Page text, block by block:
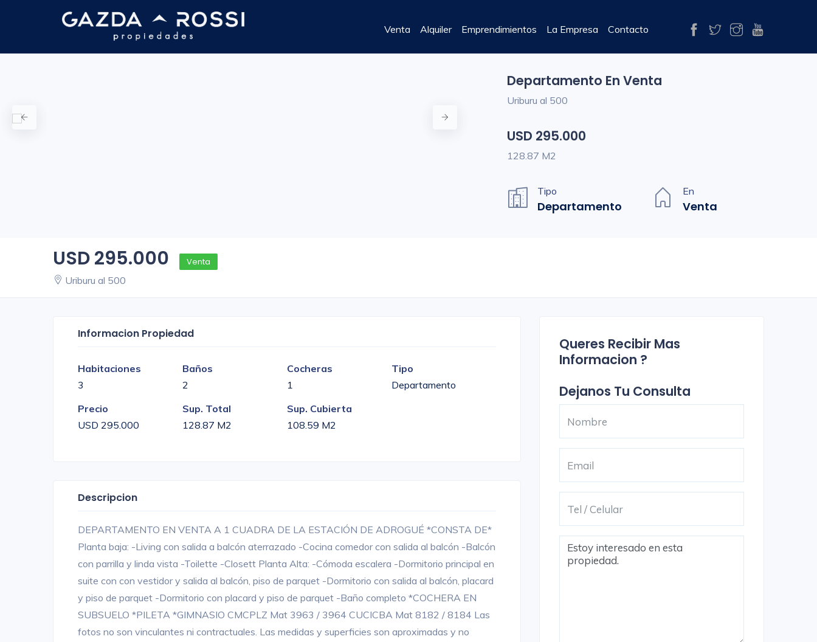
Venta Alquiler Emprendimientos La Empresa Contacto
Departamento En Venta
Uriburu al 500
USD 295.000
128.87 M2
Tipo
Departamento
En
Venta
USD 295.000 Venta
Uriburu al 500
Informacion Propiedad
Habitaciones
3
Baños
2
Cocheras
1
Tipo
Departamento
Precio
USD 295.000
Sup. Total
128.87 M2
Sup. Cubierta
108.59 M2
Descripcion
DEPARTAMENTO EN VENTA A 1 CUADRA DE LA ESTACIÓN DE ADROGUÉ *CONSTA DE*
Planta baja: -Living con salida a balcón aterrazado -Cocina comedor con salida al balcón -Balcón
con parrilla y linda vista -Toilette -Closett Planta Alta: -Cómoda escalera -Dormitorio principal en
suite con con vestidor y salida al balcón, piso de parquet -Dormitorio con salida al balcón, placard
y piso de parquet -Dormitorio con placard y piso de parquet -Baño completo *COCHERA EN
SUBSUELO *PILETA *GIMNASIO CMCPLZ Mat 3963 / 3964 CUCICBA Mat 8182 / 8184 Las
fotos no son vinculantes ni contractuales. Las medidas y superficies son aproximadas y no
Queres Recibir Mas
Informacion ?
Dejanos Tu Consulta